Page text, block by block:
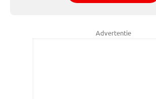
Advertentie